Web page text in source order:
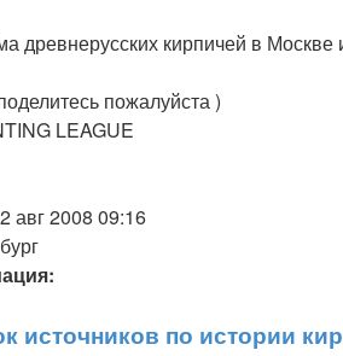
древнерусских кирпичей в Москве
пожалуйста )
LEAGUE
авг 2008 09:16
источников по истории